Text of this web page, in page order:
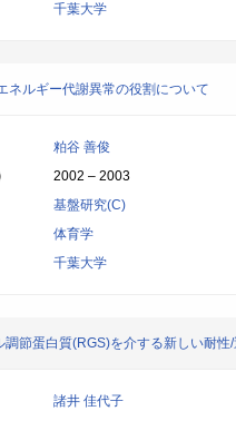
千葉大学
ネルギー代謝異常の役割について
粕谷 善俊
2002 – 2003
基盤研究(C)
体育学
千葉大学
調節蛋白質(RGS)を介する新しい耐性
諸井 佳代子